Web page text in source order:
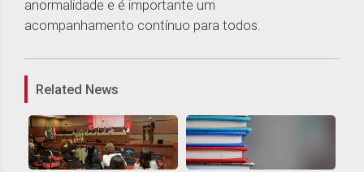
anormalidade e é importante um
acompanhamento contínuo para todos.
1
Related News